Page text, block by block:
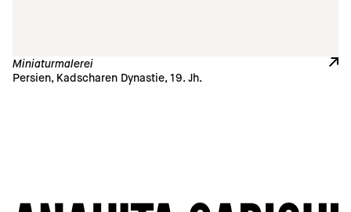
Miniaturmalerei
Persien, Kadscharen Dynastie, 19. Jh.